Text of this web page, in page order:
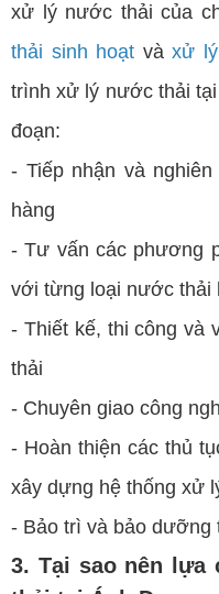
xử lý nước thải của
thải sinh hoạt và xử
trình xử lý nước thải
đoạn:
- Tiếp nhận và
hàng
- Tư vấn các phương
với từng loại nước thải
- Thiết kế, thi công và
thải
- Chuyên giao công
- Hoàn thiện các thủ
xây dựng hệ thống xử
- Bảo trì và bảo dưỡng
3. Tại sao nên